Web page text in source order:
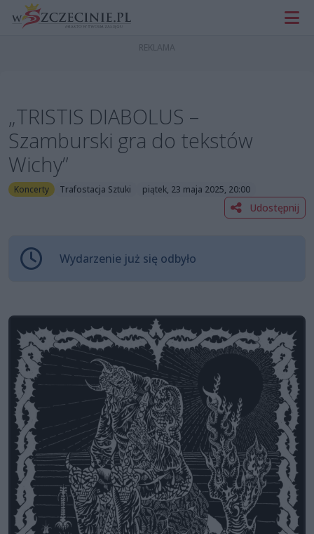
„TRISTIS DIABOLUS –
Szamburski gra do tekstów
Wichy”
Koncerty Trafostacja Sztuki piątek, 23 maja 2025, 20:00
Udostępnij
Wydarzenie już się odbyło